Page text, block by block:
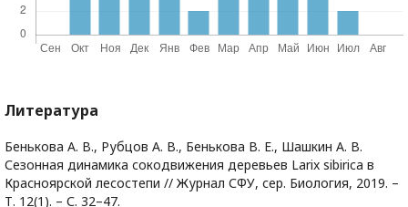
Литература
Бенькова А. В., Рубцов А. В., Бенькова В. Е., Шашкин А. В.
Сезонная динамика сокодвижения деревьев Larix sibirica в
Красноярской лесостепи // Журнал СФУ, сер. Биология, 2019. –
Т. 12(1). – С. 32–47.